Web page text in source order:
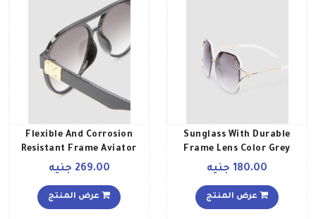
Sunglass With Durable
Frame Lens Color Grey
Frame Color Multicolour
180.00 جنيه
عرض المنتج
Flexible And Corrosion
Resistant Frame Aviator
Sunglasses 6279L4 للنساء
269.00 جنيه
عرض المنتج